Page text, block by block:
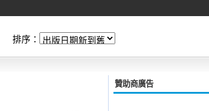
排序：
贊助商廣告